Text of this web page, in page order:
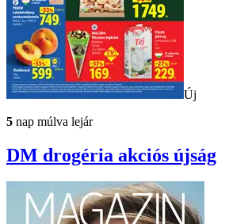
Új
5 nap múlva lejár
DM drogéria akciós újság